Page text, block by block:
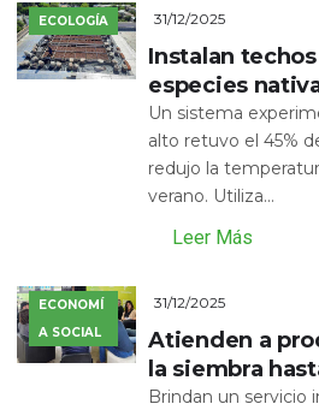
ECOLOGÍA 31/12/2025
Instalan
especies
Un sistema
alto retuvo el 45%
redujo la
verano. Utiliza...
Leer Más
ECONOMÍ
A SOCIAL
31/12/2025
Atienden a
la siembra
Brindan un servicio